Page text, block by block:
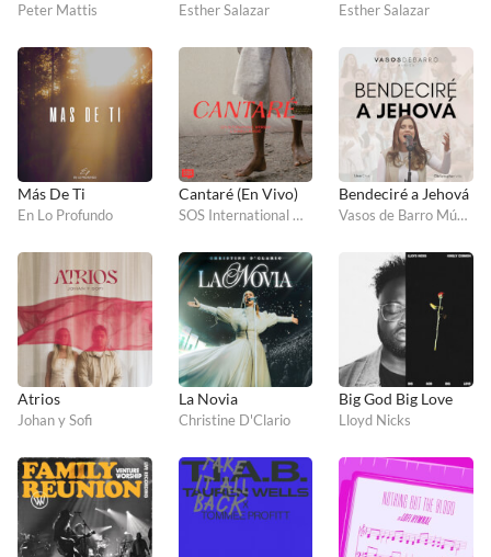
Peter Mattis Esther Salazar Esther Salazar
Más De Ti
En Lo Profundo
Cantaré (En Vivo)
SOS International Worship
Bendeciré a Jehová
Vasos de Barro Música
Atrios
Johan y Sofi
La Novia
Christine D'Clario
Big God Big Love
Lloyd Nicks